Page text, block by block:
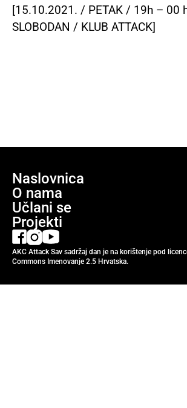
[15.10.2021. / PETAK / 19h – 00
SLOBODAN / KLUB ATTACK]
Naslovnica
O nama
Učlani se
Projekti
AKC Attack Sav sadržaj dan je na korištenje pod
Commons Imenovanje 2.5 Hrvatska.